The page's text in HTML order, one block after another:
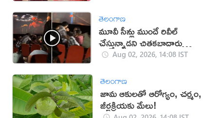
తెలంగాణ
మూవీ సీన్లు ముందే రివీల్
చేస్తున్నాడని చితకబాదారు
(వీడియో)
Aug 02, 2026, 14:08 IST
తెలంగాణ
జామ ఆకులతో ఆరోగ్యం, చర్మం,
జీర్ణక్రియకు మేలు!